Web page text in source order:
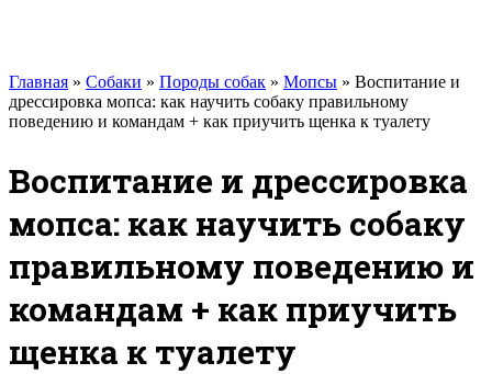
Главная » Собаки » Породы собак » Мопсы » Воспитание и
дрессировка мопса: как научить собаку правильному
поведению и командам + как приучить щенка к туалету
Воспитание и дрессировка
мопса: как научить собаку
правильному поведению и
командам + как приучить
щенка к туалету